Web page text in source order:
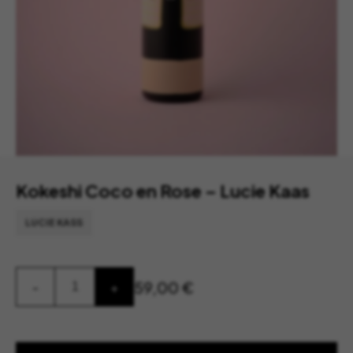
Kokeshi Coco en Rose – Lucie Kaas
LUCIE KASS
quantité
Rose
+ 59,00 €